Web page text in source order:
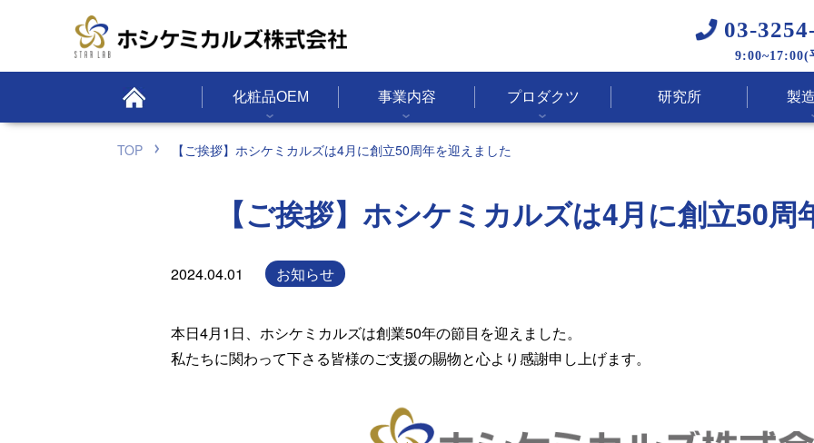
03-
9:00~17:00(
化粧品OEM 事業内容 プロダクツ 研究所 製
TOP 【ご挨拶】ホシケミカルズは4月に創立50周年を迎えました
【ご挨拶】ホシケミカルズは4月に創立50
2024.04.01 お知らせ
本日4月1日、ホシケミカルズは創業50年の節目を迎えました。
私たちに関わって下さる皆様のご支援の賜物と心より感謝申し上げます。